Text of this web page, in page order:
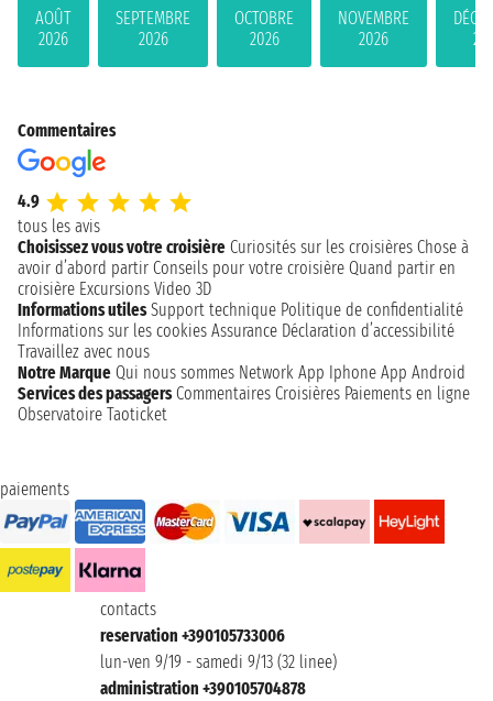
AOÛT
2026
SEPTEMBRE
2026
OCTOBRE
2026
NOVEMBRE
2026
Commentaires
4.9
tous les avis
Choisissez vous votre croisière Curiosités sur les croisières Chose à
avoir d’abord partir Conseils pour votre croisière Quand partir en
croisière Excursions Video 3D
Informations utiles Support technique Politique de confidentialité
Informations sur les cookies Assurance Déclaration d’accessibilité
Travaillez avec nous
Notre Marque Qui nous sommes Network App Iphone App Android
Services des passagers Commentaires Croisières Paiements en ligne
Observatoire Taoticket
paiements
contacts
reservation +390105733006
lun-ven 9/19 - samedi 9/13 (32 linee)
administration +390105704878